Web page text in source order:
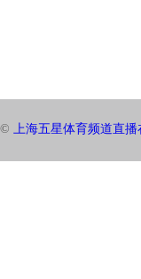
© 上海五星体育频道直